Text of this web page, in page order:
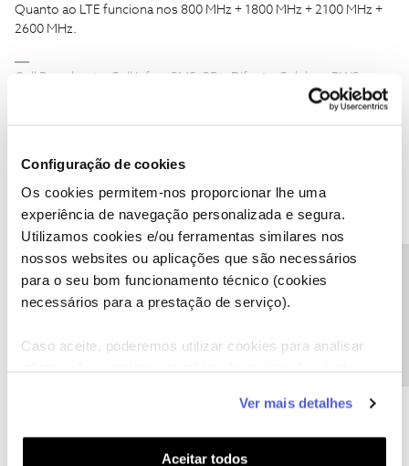
Configuração de cookies
Os cookies permitem-nos proporcionar lhe uma
experiência de navegação personalizada e segura.
Utilizamos cookies e/ou ferramentas similares nos
nossos websites ou aplicações que são necessários
para o seu bom funcionamento técnico (cookies
necessários para a prestação de serviço).
Caso aceite, poderemos utilizar cookies para analisar
funcionalidades (cookies de personalização e
funcionalidade) e adaptar anúncios aos seus interesses
(cookies de publicidade personalizada). Pode gerir a
Ver mais detalhes
Aceitar todos
Quanto ao LTE funciona nos 800 MHz + 1800 MHz + 2100 MHz +
2600 MHz.
Cell Broadcast :: Cell Info :: SMS-CB :: Difusão Celular :: PWS
C CarlosFernandes1983 AUTOR Forum|Forum|7 years ago
Obrigado AKRYL,
E quanto ao 4G+ quantas e quais as frequências que tenho de usar
tiver um router que permita usar as 4 bandas simultaneamente
mas preciso de saber a máxima informação para não comprar o